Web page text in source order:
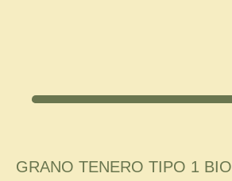
GRANO TENERO TIPO 1 BIO